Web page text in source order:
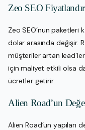
Zeo SEO
Zeo SEO’nun paketleri
dolar arasında değişir.
müşteriler artan lead’ler
için maliyet etkili olsa
ücretler getirir.
Alien Road’un
Alien Road’un yapıları